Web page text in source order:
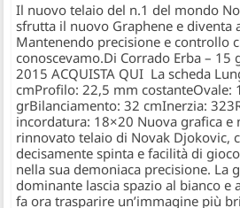
Il nuovo telaio del n.1 del mondo
sfrutta il nuovo Graphene e diventa
Mantenendo precisione e controllo
conoscevamo.Di Corrado Erba – 15
2015 ACQUISTA QUI La scheda
cmProfilo: 22,5 mm costanteOvale:
grBilanciamento: 32 cmInerzia:
incordatura: 18×20 Nuova grafica
rinnovato telaio di Novak Djokovic,
decisamente spinta e facilità di
nella sua demoniaca precisione. La
dominante lascia spazio al bianco e
fa ora trasparire un’immagine più